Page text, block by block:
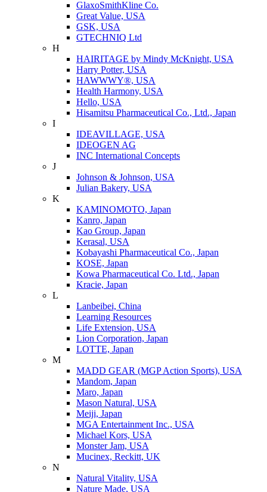
GlaxoSmithKline Co.
Great Value, USA
GSK, USA
GTECHNIQ Ltd
H
HAIRITAGE by Mindy McKnight, USA
Harry Potter, USA
HAWWWY®, USA
Health Harmony, USA
Hello, USA
Hisamitsu Pharmaceutical Co., Ltd., Japan
I
IDEAVILLAGE, USA
IDEOGEN AG
INC International Concepts
J
Johnson & Johnson, USA
Julian Bakery, USA
K
KAMINOMOTO, Japan
Kanro, Japan
Kao Group, Japan
Kerasal, USA
Kobayashi Pharmaceutical Co., Japan
KOSE, Japan
Kowa Pharmaceutical Co. Ltd., Japan
Kracie, Japan
L
Lanbeibei, China
Learning Resources
Life Extension, USA
Lion Corporation, Japan
LOTTE, Japan
M
MADD GEAR (MGP Action Sports), USA
Mandom, Japan
Maro, Japan
Mason Natural, USA
Meiji, Japan
MGA Entertainment Inc., USA
Michael Kors, USA
Monster Jam, USA
Mucinex, Reckitt, UK
N
Natural Vitality, USA
Nature Made, USA